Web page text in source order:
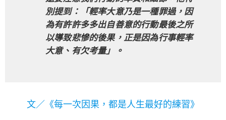
別提到：「輕率大意乃是一種罪過，因
為有許許多多出自善意的行動最後之所
以導致悲慘的後果，正是因為行事輕率
大意、有欠考量」。
文／《每一次因果，都是人生最好的練習》